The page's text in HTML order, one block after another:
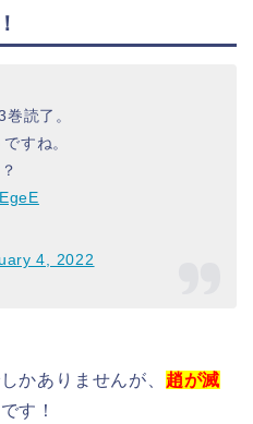
読了。
すね。
4, 2022
かありませんが、 趙が滅
す！